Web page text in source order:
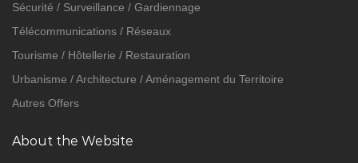
Sécurité / Surveillance / Gardiennage
Télécommunications / Réseaux
Tourisme / Hôtellerie / Restauration
Urbanisme / Architecture / Aménagement du Territoire
Autres Offers
About the Website